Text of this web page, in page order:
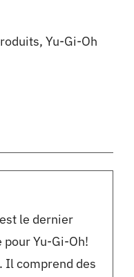
, Yu-Gi-Oh
le dernier
pour Yu-Gi-Oh!
Il comprend des